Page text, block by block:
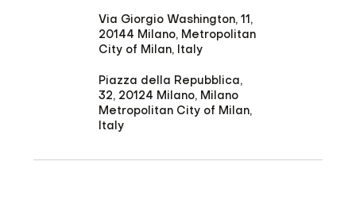
Via Giorgio Washington, 11,
20144 Milano, Metropolitan
City of Milan, Italy
Piazza della Repubblica,
32, 20124 Milano, Milano
Metropolitan City of Milan,
Italy